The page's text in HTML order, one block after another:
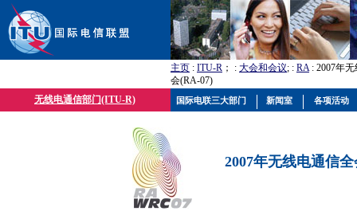
主页 : ITU-R ； : 大会和会议; : RA: 2007年
会(RA-07)
无线电通信部门(ITU-R)
2007年无线电通信
国际电联三大部门 新闻室 各项活动